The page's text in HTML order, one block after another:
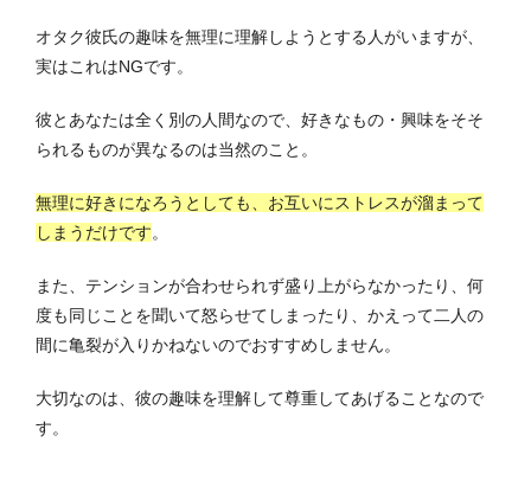
オタク彼氏の趣味を無理に理解しようとする人がいますが、
実はこれはNGです。
彼とあなたは全く別の人間なので、好きなもの・興味をそそ
られるものが異なるのは当然のこと。
無理に好きになろうとしても、お互いにストレスが溜まって
しまうだけです。
また、テンションが合わせられず盛り上がらなかったり、何
度も同じことを聞いて怒らせてしまったり、かえって二人の
間に亀裂が入りかねないのでおすすめしません。
大切なのは、彼の趣味を理解して尊重してあげることなので
す。